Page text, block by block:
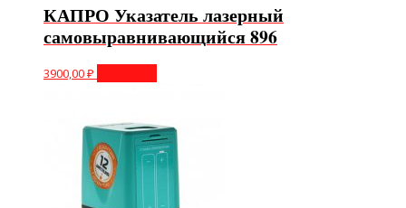
КАПРО Указатель лазерный
самовыравнивающийся 896
3900,00₽